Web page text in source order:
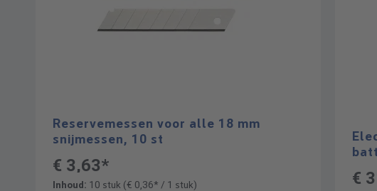
Reservemessen voor alle 18 mm
snijmessen, 10 st
€ 3,63*
Inhoud: 10 stuk (€ 0,36* / 1 stuk) €